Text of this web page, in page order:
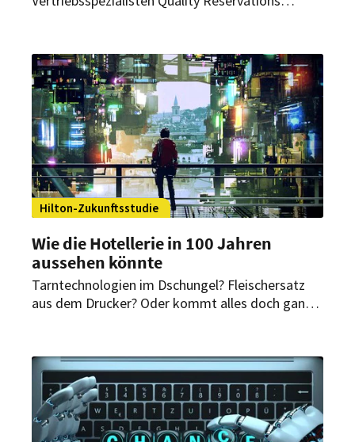
Vorträgen wurden unter anderem die
Themenfelder KI und Workation aufgegriffen.
Hilton-Zukunftsstudie
Wie die Hotellerie in 100 Jahren
aussehen könnte
Tarntechnologien im Dschungel? Fleischersatz
aus dem Drucker? Oder kommt alles doch ganz
Hotelwelt im Jahre 2119 tatsächlich präsentieren
könnte.